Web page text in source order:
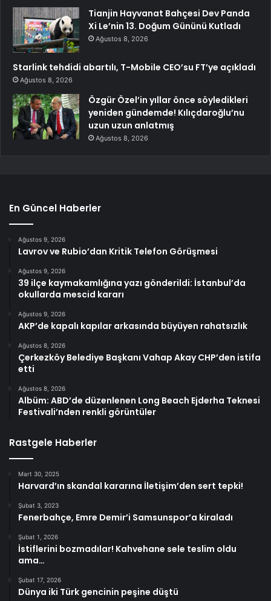
Tianjin Hayvanat Bahçesi Dev Panda
Xi Le’nin 13. Doğum Gününü Kutladı
Ağustos 8, 2026
Starlink tehdidi abartılı, T-Mobile CEO’su FT’ye açıkladı
Ağustos 8, 2026
Özgür Özel’in yıllar önce söyledikleri
yeniden gündemde! Kılıçdaroğlu’nu
uzun uzun anlatmış
Ağustos 8, 2026
En Güncel Haberler
Ağustos 9, 2026
Lavrov ve Rubio’dan Kritik Telefon Görüşmesi
Ağustos 9, 2026
39 ilçe kaymakamlığına yazı gönderildi: İstanbul’da
okullarda mescid kararı
Ağustos 9, 2026
AKP’de kapalı kapılar arkasında büyüyen rahatsızlık
Ağustos 8, 2026
Çerkezköy Belediye Başkanı Vahap Akay CHP’den istifa
etti
Ağustos 8, 2026
Albüm: ABD’de düzenlenen Long Beach Ejderha Teknesi
Festivali’nden renkli görüntüler
Rastgele Haberler
Mart 30, 2025
Harvard’ın skandal kararına İletişim’den sert tepki!
Şubat 3, 2023
Fenerbahçe, Emre Demir’i Samsunspor’a kiraladı
Şubat 1, 2026
İstiflerini bozmadılar! Kahvehane sele teslim oldu
ama…
Şubat 17, 2026
Dünya iki Türk gencinin peşine düştü